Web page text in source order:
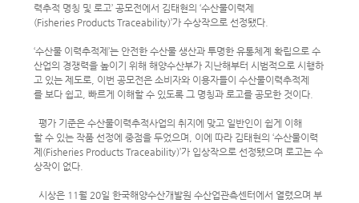
력추적 명칭 및 로고’ 공모전에서 김태현의 ‘수산물이력제
(Fisheries Products Traceability)’가 수상작으로 선정됐다.
‘수산물 이력추적제’는 안전한 수산물 생산과 투명한 유통체계 확립으로 수
산업의 경쟁력을 높이기 위해 해양수산부가 지난해부터 시범적으로 시행하
고 있는 제도로, 이번 공모전은 소비자와 이용자들이 수산물이력추적제
를 보다 쉽고, 빠르게 이해할 수 있도록 그 명칭과 로고를 공모한 것이다.
평가 기준은 수산물이력추적사업의 취지에 맞고 일반인이 쉽게 이해
할 수 있는 작품 선정에 중점을 두었으며, 이에 따라 김태현의 ‘수산물이력
제(Fisheries Products Traceability)’가 입상작으로 선정됐으며 로고는 수
상작이 없다.
시상은 11월 20일 한국해양수산개발원 수산업관측센터에서 열렸으며 부